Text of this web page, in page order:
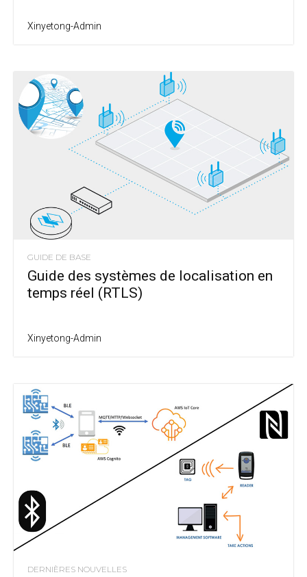
Xinyetong-Admin
GUIDE DE BASE
Guide des systèmes de localisation en
temps réel (RTLS)
Xinyetong-Admin
DERNIÈRES NOUVELLES